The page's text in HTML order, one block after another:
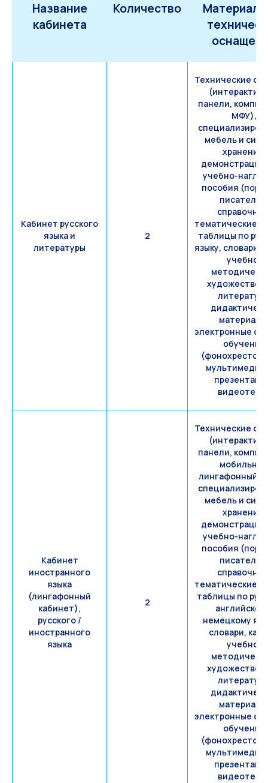
Название
кабинета
Количество
Кабинет русского
языка и
литературы
2
Технические
панели,
МФУ),
мебель и
хранения,
учебно-
пособия
тематические
таблицы по
языку, словари,
учебно-
электронные
обучения
Кабинет
иностранного
языка
(лингафонный
кабинет),
русского /
иностранного
языка
2
Технические
панели,
мобильный
лингафонный
мебель и
хранения,
учебно-
пособия
тематические
таблицы по
немецкому
словари,
учебно-
электронные
обучения